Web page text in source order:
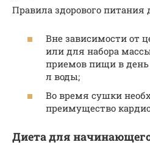
Правила здорового питания
Вне зависимости от
или для набора
приемов пищи в день
л воды;
Во время сушки
преимущество
Диета для